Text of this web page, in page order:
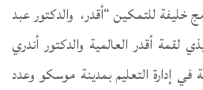
خليفة للتمكين “أقدر، والدكتور عبد
لقمة أقدر العالمية والدكتور أندري
في إدارة التعليم بمدينة موسكو وعدد